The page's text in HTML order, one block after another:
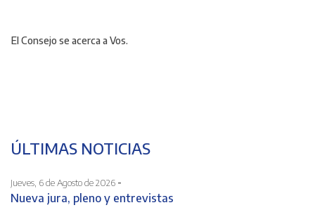
El Consejo se acerca a Vos.
ÚLTIMAS NOTICIAS
Jueves, 6 de Agosto de 2026 -
Nueva jura, pleno y entrevistas